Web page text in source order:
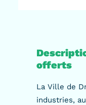
offerts
La Ville de
industries,